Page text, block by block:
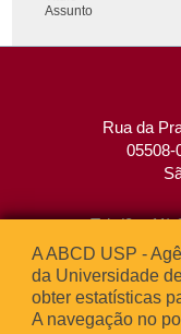
Assunto
Rua da
05508-
Tel: (0xx11)
E-mail:
A ABCD USP -
da Universidade
obter estatísticas
A navegação no